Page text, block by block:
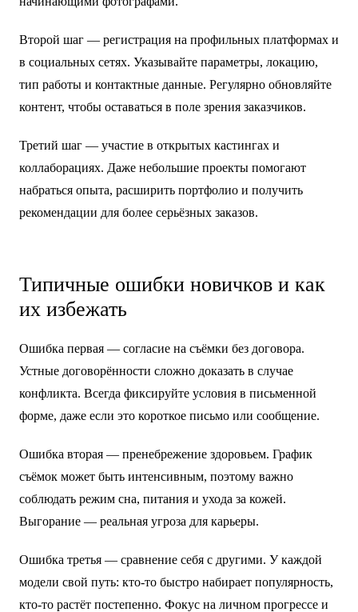
Второй шаг — регистрация на профильных платформах и
в социальных сетях. Указывайте параметры, локацию,
тип работы и контактные данные. Регулярно обновляйте
контент, чтобы оставаться в поле зрения заказчиков.
Третий шаг — участие в открытых кастингах и
коллаборациях. Даже небольшие проекты помогают
набраться опыта, расширить портфолио и получить
рекомендации для более серьёзных заказов.
Типичные ошибки новичков и как
их избежать
Ошибка первая — согласие на съёмки без договора.
Устные договорённости сложно доказать в случае
конфликта. Всегда фиксируйте условия в письменной
форме, даже если это короткое письмо или сообщение.
Ошибка вторая — пренебрежение здоровьем. График
съёмок может быть интенсивным, поэтому важно
соблюдать режим сна, питания и ухода за кожей.
Выгорание — реальная угроза для карьеры.
Ошибка третья — сравнение себя с другими. У каждой
модели свой путь: кто-то быстро набирает популярность,
кто-то растёт постепенно. Фокус на личном прогрессе и